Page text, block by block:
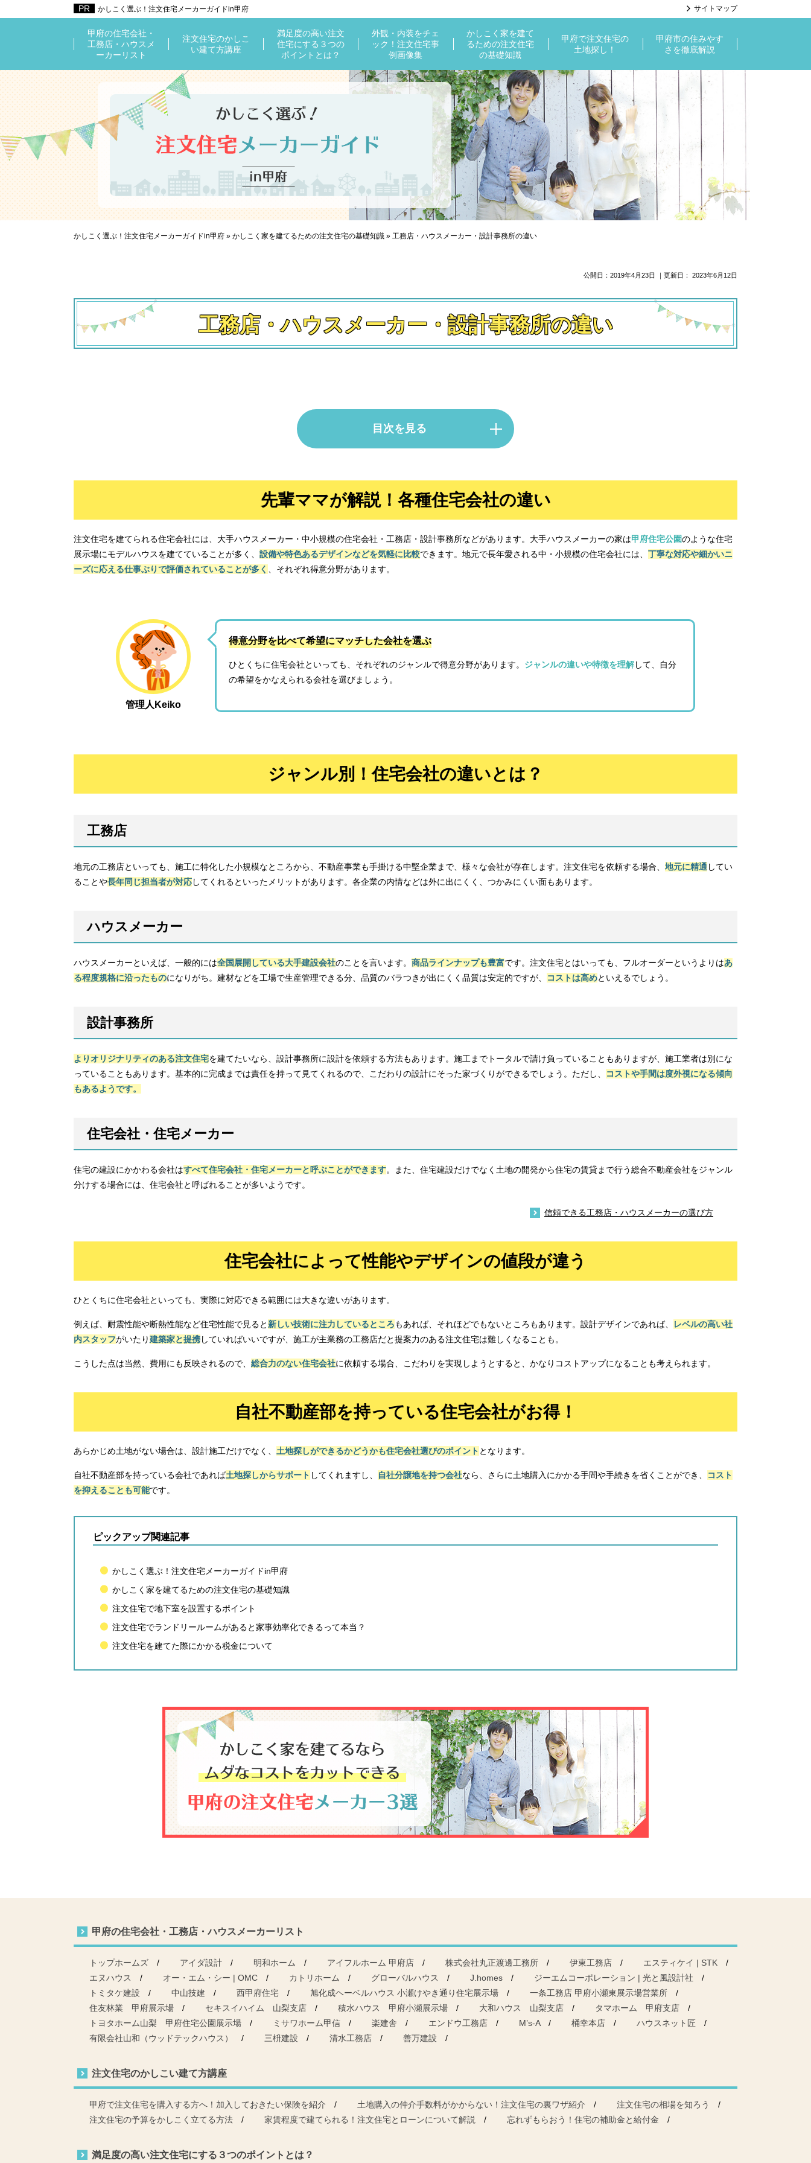
かしこく選ぶ！注文住宅メーカーガイドin甲府 サイトマップ
甲府の住宅会社・
工務店・ハウスメ
ーカーリスト
注文住宅のかしこ
い建て方講座
満足度の高い注文
住宅にする３つの
ポイントとは？
外観・内装をチェ
ック！注文住宅事
例画像集
かしこく家を建て
るための注文住宅
の基礎知識
甲府で注文住宅の
土地探し！
甲府市の住みやす
さを徹底解説
かしこく選ぶ！注文住宅メーカーガイドin甲府 » かしこく家を建てるための注文住宅の基礎知識 » 工務店・ハウスメーカー・設計事務所の違い
公開日： 2019年4月23日 ｜更新日： 2023年6月12日
工務店・ハウスメーカー・設計事務所の違い
目次を見る
ジャンル別！住宅会社の違いとは？
住宅会社によって性能やデザインの値段が違う
先輩ママが解説！各種住宅会社の違い
注文住宅を建てられる住宅会社には、大手ハウスメーカー・中小規模の住宅会社・工務店・設計事務所などがあります。大手ハウスメーカーの家は甲府住宅公園のような住宅
展示場にモデルハウスを建てていることが多く、 設備や特色あるデザインなどを気軽に比較できます。地元で長年愛される中・小規模の住宅会社には、 丁寧な対応や細かいニ
ーズに応える仕事ぶりで評価されていることが多く
、それぞれ得意分野があります。
管理人Keiko
得意分野を比べて希望にマッチした会社を選ぶ
ひとくちに住宅会社といっても、それぞれのジャンルで得意分野があります。 ジャンルの違いや特徴を理解して、自分
の希望をかなえられる会社を選びましょう。
ジャンル別！住宅会社の違いとは？
工務店
地元の工務店といっても、施工に特化した小規模なところから、不動産事業も手掛ける中堅企業まで、様々な会社が存在します。注文住宅を依頼する場合、 地元に精通 してい
ることや長年同じ担当者が対応してくれるといったメリットがあります。各企業の内情などは外に出にくく、つかみにくい面もあります。
ハウスメーカー
ハウスメーカーといえば、一般的には全国展開している大手建設会社のことを言います。 商品ラインナップも豊富です。注文住宅とはいっても、フルオーダーというよりはあ
る程度規格に沿ったものになりがち。建材などを工場で生産管理できる分、品質のバラつきが出にくく品質は安定的ですが、 コストは高めといえるでしょう。
設計事務所
よりオリジナリティのある注文住宅を建てたいなら、設計事務所に設計を依頼する方法もあります。施工までトータルで請け負っていることもありますが、施工業者は別にな
っていることもあります。基本的に完成までは責任を持って見てくれるので、こだわりの設計にそった家づくりができるでしょう。ただし、
コストや手間は度外視になる傾向
もあるようです。
住宅会社・住宅メーカー
住宅の建設にかかわる会社はすべて住宅会社・住宅メーカーと呼ぶことができます。また、住宅建設だけでなく土地の開発から住宅の賃貸まで行う総合不動産会社をジャンル
分けする場合には、住宅会社と呼ばれることが多いようです。
信頼できる工務店・ハウスメーカーの選び方
住宅会社によって性能やデザインの値段が違う
ひとくちに住宅会社といっても、実際に対応できる範囲には大きな違いがあります。
例えば、耐震性能や断熱性能など住宅性能で見ると 新しい技術に注力しているところもあれば、それほどでもないところもあります。設計デザインであれば、
レベルの高い社
内スタッフがいたり建築家と提携していればいいですが、施工が主業務の工務店だと提案力のある注文住宅は難しくなることも。
こうした点は当然、費用にも反映されるので、 総合力のない住宅会社に依頼する場合、こだわりを実現しようとすると、かなりコストアップになることも考えられます。
自社不動産部を持っている住宅会社がお得！
あらかじめ土地がない場合は、設計施工だけでなく、 土地探しができるかどうかも住宅会社選びのポイント となります。
自社不動産部を持っている会社であれば土地探しからサポート してくれますし、 自社分譲地を持つ会社なら、さらに土地購入にかかる手間や手続きを省くことができ、
コスト
を抑えることも可能です。
ピックアップ関連記事
かしこく選ぶ！注文住宅メーカーガイドin甲府
かしこく家を建てるための注文住宅の基礎知識
注文住宅で地下室を設置するポイント
注文住宅でランドリールームがあると家事効率化できるって本当？
注文住宅を建てた際にかかる税金について
甲府の住宅会社・工務店・ハウスメーカーリスト
トップホームズ アイダ設計 明和ホーム アイフルホーム 甲府店 株式会社丸正渡邊工務所 伊東工務店
エスティケイ | STK
エヌハウス
オー・エム・シー | OMC カトリホーム グローバルハウス J.homes
ジーエムコーポレーション | 光と風設計社
トミタケ建設
中山技建 西甲府住宅 旭化成ヘーベルハウス 小瀬けやき通り住宅展示場
一条工務店 甲府小瀬東展示場営業所
住友林業 甲府展示場
セキスイハイム 山梨支店 積水ハウス 甲府小瀬展示場 大和ハウス 山梨支店
タマホーム 甲府支店
トヨタホーム山梨 甲府住宅公園展示場
ミサワホーム甲信 楽建舎 エンドウ工務店 M’s-A 桶幸本店
ハウスネット匠
有限会社山和（ウッドテックハウス）
三枡建設 清水工務店 善万建設
注文住宅のかしこい建て方講座
甲府で注文住宅を購入する方へ！加入しておきたい保険を紹介 土地購入の仲介手数料がかからない！注文住宅の裏ワザ紹介
注文住宅の相場を知ろう
注文住宅の予算をかしこく立てる方法
家賃程度で建てられる！注文住宅とローンについて解説 忘れずもらおう！住宅の補助金と給付金
満足度の高い注文住宅にする３つのポイントとは？